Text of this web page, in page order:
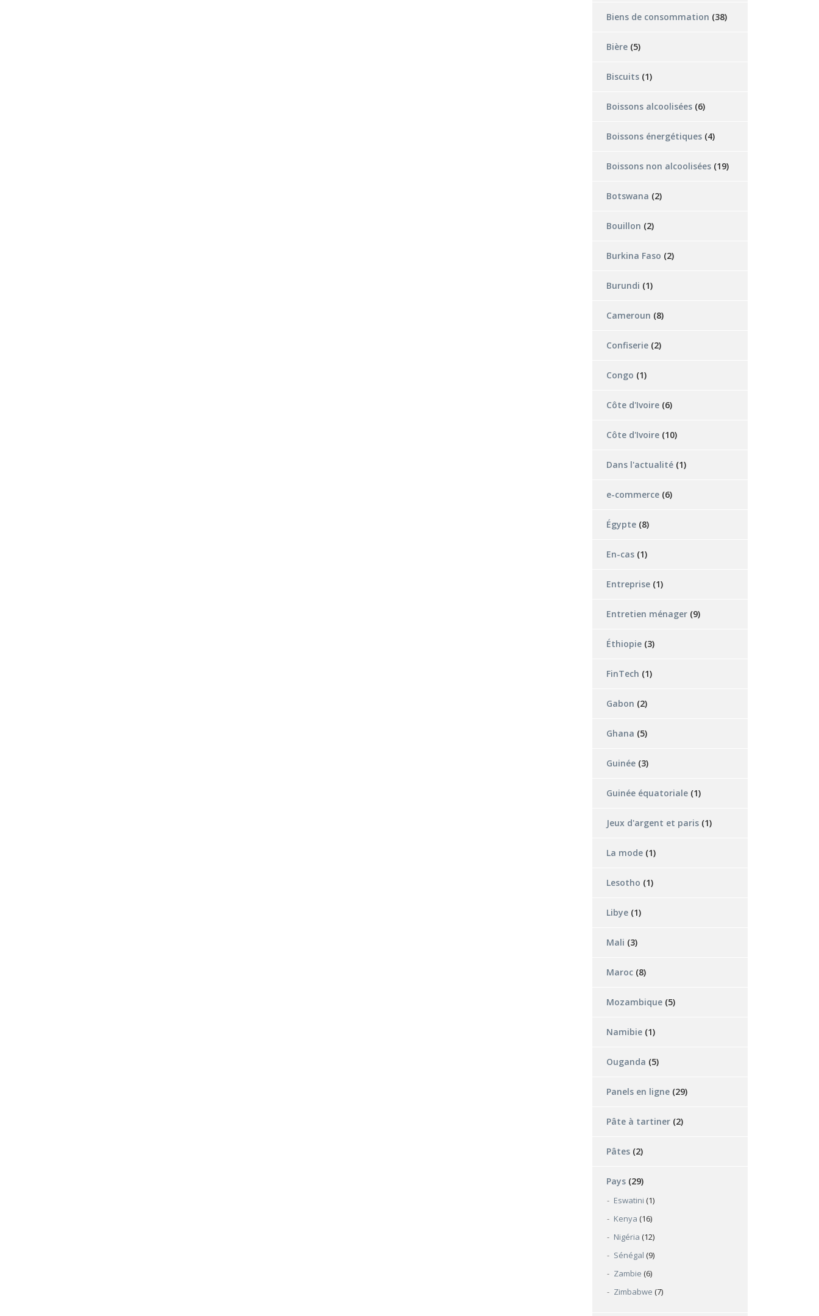
Biens de consommation (38)
Bière (5)
Biscuits (1)
Boissons alcoolisées (6)
Boissons énergétiques (4)
Boissons non alcoolisées (19)
Botswana (2)
Bouillon (2)
Burkina Faso (2)
Burundi (1)
Cameroun (8)
Confiserie (2)
Congo (1)
Côte d'Ivoire (6)
Côte d'Ivoire (10)
Dans l'actualité (1)
e-commerce (6)
Égypte (8)
En-cas (1)
Entreprise (1)
Entretien ménager (9)
Éthiopie (3)
FinTech (1)
Gabon (2)
Ghana (5)
Guinée (3)
Guinée équatoriale (1)
Jeux d'argent et paris (1)
La mode (1)
Lesotho (1)
Libye (1)
Mali (3)
Maroc (8)
Mozambique (5)
Namibie (1)
Ouganda (5)
Panels en ligne (29)
Pâte à tartiner (2)
Pâtes (2)
Pays (29)
Eswatini (1)
Kenya (16)
Nigéria (12)
Sénégal (9)
Zambie (6)
Zimbabwe (7)